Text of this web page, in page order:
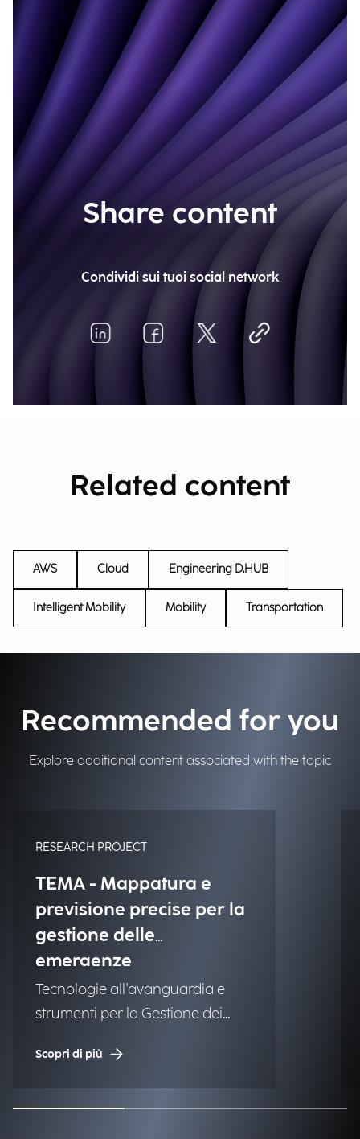
Share content
Condividi sui tuoi social network
Related content
AWS Cloud Engineering D.HUB
Intelligent Mobility Mobility Transportation
Recommended for you
Explore additional content associated with the topic
RESEARCH PROJECT
TEMA - Mappatura e
previsione precise per la
gestione delle
emergenze
Tecnologie all'avanguardia e
strumenti per la Gestione dei
Scopri di più